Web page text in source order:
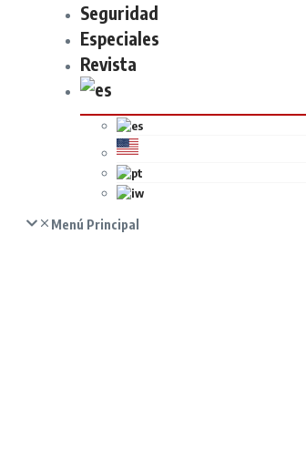
Seguridad
Especiales
Revista
Menú Principal